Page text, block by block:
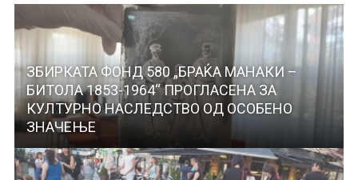
ЗБИРКАТА ФОНД 580 „БРАЌА МАНАКИ –
БИТОЛА 1853-1964“ ПРОГЛАСЕНА ЗА
КУЛТУРНО НАСЛЕДСТВО ОД ОСОБЕНО
ЗНАЧЕЊЕ